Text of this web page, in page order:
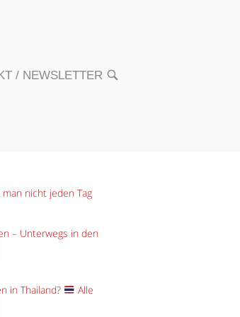
/ NEWSLETTER OPEN
nicht jeden Tag
– Unterwegs in den
in Thailand?
Alle